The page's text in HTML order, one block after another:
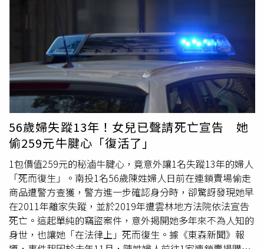
只要每成功盜刷一筆，周男就可從中獲得45%的抽成，讓周
男3度來台就獲利至少100萬元，甚至還在香港下斡旋金，
準備買房。周男利用人流量大的捷運站，趁機偷走民眾錢
包，竊取裡面的財物外，更瞄準信用卡，與境外不法集團聯
手盜刷。（圖／示意圖、報系資料照）據悉，周男行事作風
相當謹慎，其來台下手時專挑人流最大的繁忙捷運站下手，
從而提高得手率，為躲避警方查緝，周男每一次得手都會進
入附近廁所變裝，置換身上上衣，或是戴上帽子與口罩，降
低遭監視器拍到的風險。而周男今年3月下手得逞後，旋即
收手不幹，迅速離開台北前往桃園一處旅館躲藏，更是買好
成套上衣、褲子，就連鞋子也全數換新，同時大量購買日常
生活用品與食物，準備在旅館內避風頭，未料還沒等到風頭
過，就先等到警方上門。周男與境外集團配合TX-NFC中繼
攻擊系統，將手機設定成刷卡機，複製信用卡資訊，迅速完
成跨國實體盜刷。（圖／示意圖、AI生成）周男第一次遭捕
後，警方移送台北地檢署並建請羈押，卻因周男犯後拒絕交
出手機密碼，無法第一時間獲得周男下手的直接證據，檢察
56歲婦失蹤13年！女兒已聲請死亡宣告 她
偷259元牛腱心「復活了」
1包價值259元的秘滷牛腱心，竟意外讓1名失蹤13年的婦人
「死而復生」。南投1名56歲陳姓婦人日前在連鎖賣場偷走
商品遭警方查獲，警方進一步確認身分時，卻驚訝發現她早
在2011年離家失蹤，並於2019年遭雲林地方法院依法宣告
死亡。這起單純的竊盜案件，意外揭開她多年來不為人知的
身世，也讓她「在法律上」死而復生。據《東森新聞》報